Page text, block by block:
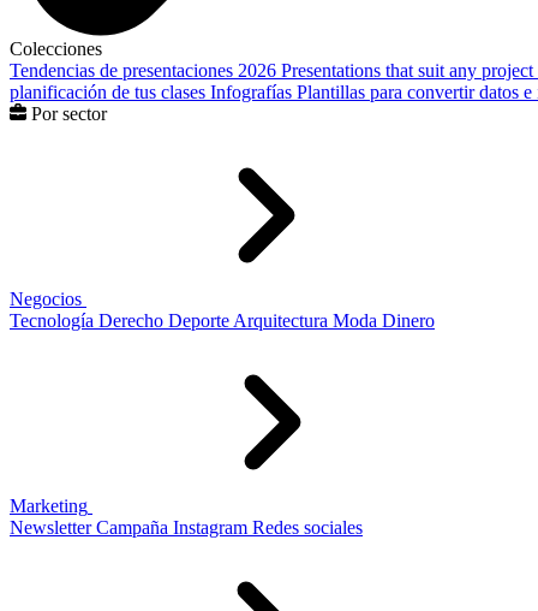
Colecciones
Tendencias de presentaciones 2026 Presentations that suit any project
planificación de tus clases Infografías Plantillas para convertir datos
Por sector
Negocios
Tecnología Derecho Deporte Arquitectura Moda Dinero
Marketing
Newsletter Campaña Instagram Redes sociales